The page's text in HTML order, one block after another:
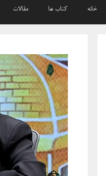
خانه کتاب ها مقالات